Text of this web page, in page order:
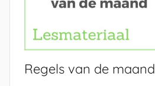
Regels van de maand